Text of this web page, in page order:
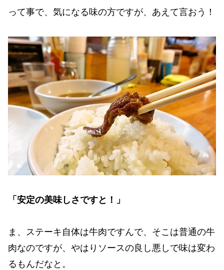
って事で、気になる味の方ですが、あえて言おう！
「安定の美味しさですと！」
ま、ステーキ自体は牛肉ですんで、そこは普通の牛
肉なのですが、やはりソースの良し悪しで味は変わ
るもんだなと。